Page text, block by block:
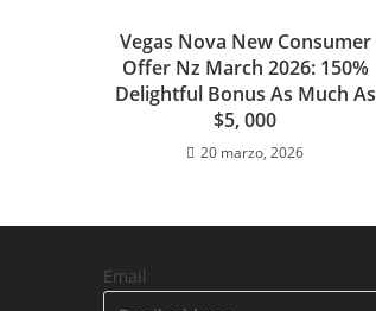
Vegas Nova New Consumer
Offer Nz March 2026: 150%
Delightful Bonus As Much As
$5, 000
20 marzo, 2026
Email